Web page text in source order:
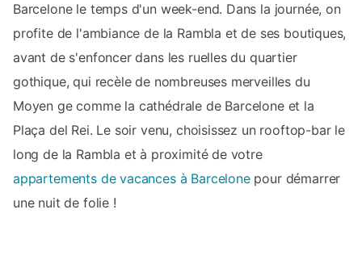
Barcelone le temps d'un week-end. Dans la journée, on
profite de l'ambiance de la Rambla et de ses boutiques,
avant de s'enfoncer dans les ruelles du quartier
gothique, qui recèle de nombreuses merveilles du
Moyen ge comme la cathédrale de Barcelone et la
Plaça del Rei. Le soir venu, choisissez un rooftop-bar le
long de la Rambla et à proximité de votre
appartements de vacances à Barcelonepour démarrer
une nuit de folie !